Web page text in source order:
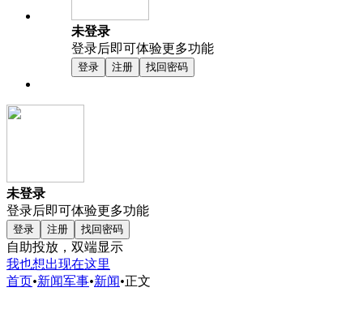
未登录
登录后即可体验更多功能
登录 注册 找回密码
未登录
登录后即可体验更多功能
登录 注册 找回密码
自助投放，双端显示
我也想出现在这里
首页•新闻军事•新闻•正文